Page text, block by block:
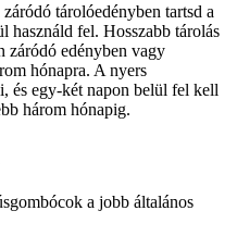
tárolóedényben tartsd a
használd fel. Hosszabb tárolás
záródó edényben vagy
hónapra. A nyers
és egy-két napon belül fel kell
három hónapig.
a jobb általános